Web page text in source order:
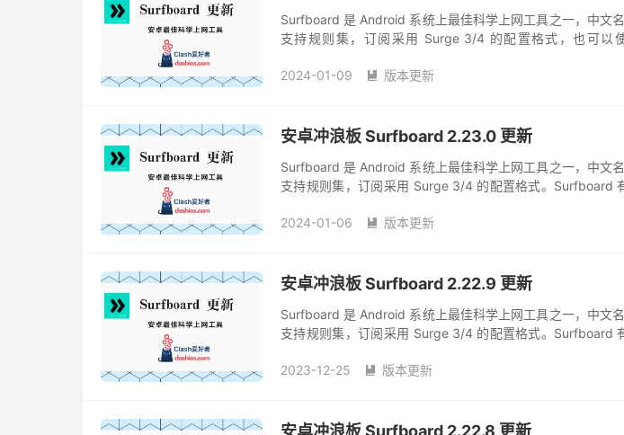
Surfboard 是 Android 系统上最佳科学上网工具之一，中文
支持规则集，订阅采用 Surge 3/4 的配置格式，也可以
2024-01-09  版本更新
安卓冲浪板 Surfboard 2.23.0 更新
Surfboard 是 Android 系统上最佳科学上网工具之一，中文
支持规则集，订阅采用 Surge 3/4 的配置格式。Surfboard
2024-01-06  版本更新
安卓冲浪板 Surfboard 2.22.9 更新
Surfboard 是 Android 系统上最佳科学上网工具之一，中文
支持规则集，订阅采用 Surge 3/4 的配置格式。Surfboard
2023-12-25  版本更新
安卓冲浪板 Surfboard 2.22.8 更新